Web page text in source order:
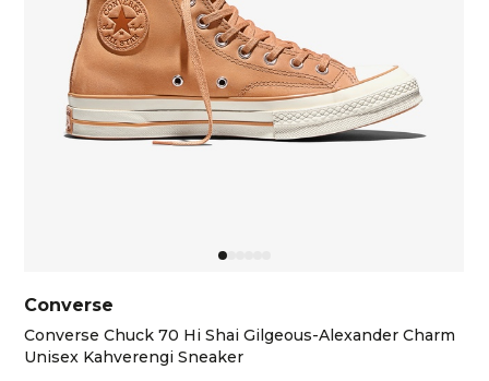
Converse
Converse Chuck 70 Hi Shai Gilgeous-Alexander Charm
Unisex Kahverengi Sneaker